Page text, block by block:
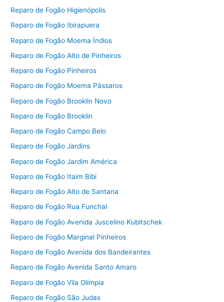
Reparo de Fogão Higienópolis
Reparo de Fogão Ibirapuera
Reparo de Fogão Moema Índios
Reparo de Fogão Alto de Pinheiros
Reparo de Fogão Pinheiros
Reparo de Fogão Moema Pássaros
Reparo de Fogão Brooklin Novo
Reparo de Fogão Brooklin
Reparo de Fogão Campo Belo
Reparo de Fogão Jardins
Reparo de Fogão Jardim América
Reparo de Fogão Itaim Bibi
Reparo de Fogão Alto de Santana
Reparo de Fogão Rua Funchal
Reparo de Fogão Avenida Juscelino Kubitschek
Reparo de Fogão Marginal Pinheiros
Reparo de Fogão Avenida dos Bandeirantes
Reparo de Fogão Avenida Santo Amaro
Reparo de Fogão Vila Olímpia
Reparo de Fogão São Judas